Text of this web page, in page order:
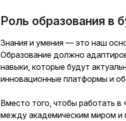
Роль образования в
Знания и умения — это наш
Образование должно
навыки, которые будут
инновационные платформы и
Вместо того, чтобы работать
между академическим миром и